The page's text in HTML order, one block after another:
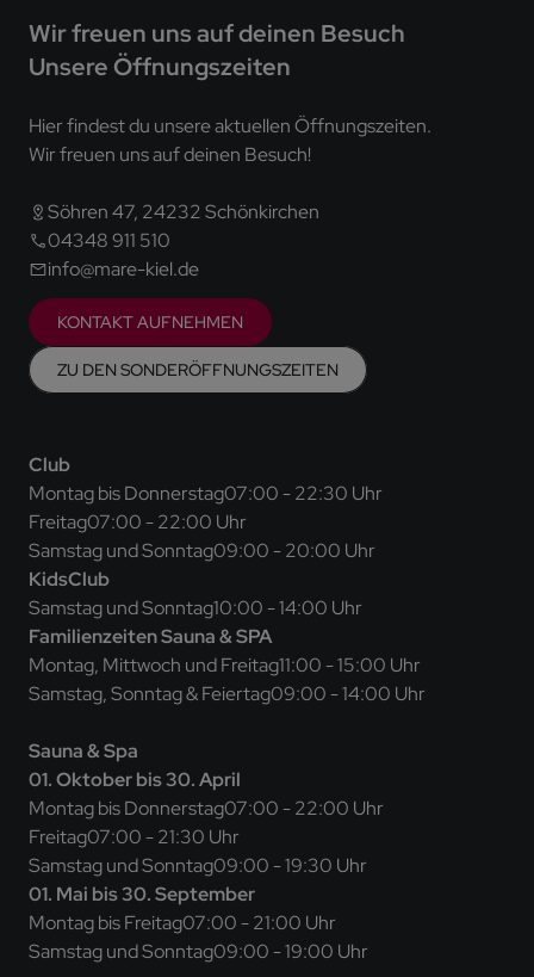
Wir freuen uns auf deinen Besuch
Unsere Öffnungszeiten
Hier findest du unsere aktuellen Öffnungszeiten.
Wir freuen uns auf deinen Besuch!
Söhren 47, 24232 Schönkirchen
04348 911 510
info@mare-kiel.de
KONTAKT AUFNEHMEN
ZU DEN SONDERÖFFNUNGSZEITEN
Club
Montag bis Donnerstag07:00 - 22:30 Uhr
Freitag07:00 - 22:00 Uhr
Samstag und Sonntag09:00 - 20:00 Uhr
KidsClub
Samstag und Sonntag10:00 - 14:00 Uhr
Familienzeiten Sauna & SPA
Montag, Mittwoch und Freitag11:00 - 15:00 Uhr
Samstag, Sonntag & Feiertag09:00 - 14:00 Uhr
Sauna & Spa
01. Oktober bis 30. April
Montag bis Donnerstag07:00 - 22:00 Uhr
Freitag07:00 - 21:30 Uhr
Samstag und Sonntag09:00 - 19:30 Uhr
01. Mai bis 30. September
Montag bis Freitag07:00 - 21:00 Uhr
Samstag und Sonntag09:00 - 19:00 Uhr